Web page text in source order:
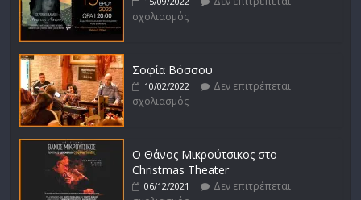
σχολιασμός
Σοφία Βόσσου
10/02/2022
Δεν επιτρέπεται
σχολιασμός
Ο Θάνος Μικρούτσικος στο
Christmas Theater
06/12/2021
Δεν επιτρέπεται